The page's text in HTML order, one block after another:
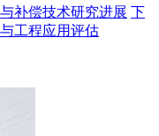
补偿技术研究进展 下
工程应用评估